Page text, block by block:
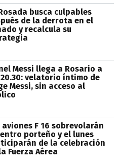
busca culpables
de la derrota en el
y recalcula su
Messi llega a Rosario a
velatorio íntimo de
Messi, sin acceso al
aviones F 16 sobrevolarán
porteño y el lunes
de la celebración
Fuerza Aérea